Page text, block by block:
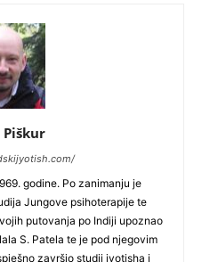
godine. Po zanimanju je
Jungove psihoterapije te
putovanja po Indiji upoznao
S. Patela te je pod njegovim
završio studij jyotisha i